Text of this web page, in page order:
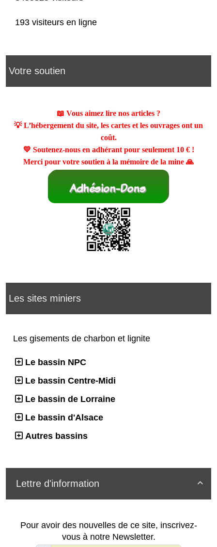
193 visiteurs en ligne
Votre soutien
📖 Vous aimez lire nos articles ?
💡 L’hébergement du site, les cartes et les ouvrages ont un
coût.
💛 Soutenez-nous en adhérant pour seulement 10 €!
Merci pour votre soutien à la mémoire de la mine 🙏
Les sites miniers
Les gisements de charbon et lignite
Le bassin NPC
Le bassin Centre-Midi
Le bassin de Lorraine
Le bassin d'Alsace
Autres bassins

Lettre d'information
Pour avoir des nouvelles de ce site, inscrivez-
vous à notre Newsletter.